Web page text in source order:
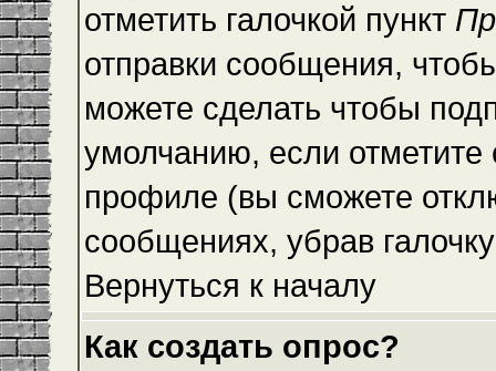
отметить галочкой пункт
отправки сообщения,
можете сделать чтобы
умолчанию, если
профиле (вы сможете
сообщениях, убрав
Вернуться к началу
Как создать опрос?